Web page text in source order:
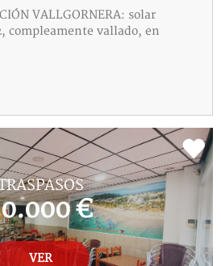
VALLGORNERA: solar
compleamente vallado, en
€
VER